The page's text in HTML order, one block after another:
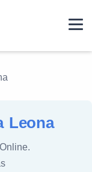
Leona
Online.